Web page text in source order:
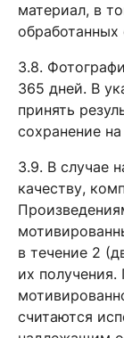
материал, в
обработанных
3.8.
365 дней. В
принять
сохранение
3.9. В случае
качеству,
в течение 2
их получения.
считаются